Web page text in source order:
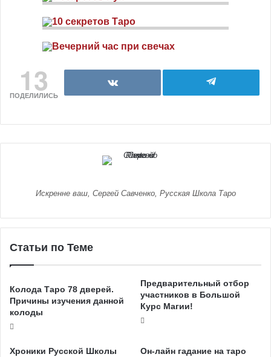
13
ПОДЕЛИЛИСЬ
Искренне ваш, Сергей Савченко, Русская Школа Таро
Статьи по Теме
Колода Таро 78 дверей.
Причины изучения данной
колоды
Предварительный отбор
участников в Большой
Курс Магии!
Хроники Русской Школы
Он-лайн гадание на таро